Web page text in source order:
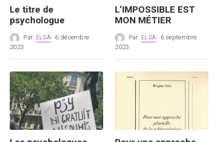
Le titre de
psychologue
Par: ELSA 6 décembre
2023
L’IMPOSSIBLE EST
MON MÉTIER
Par: ELSA 6 septembre
2023